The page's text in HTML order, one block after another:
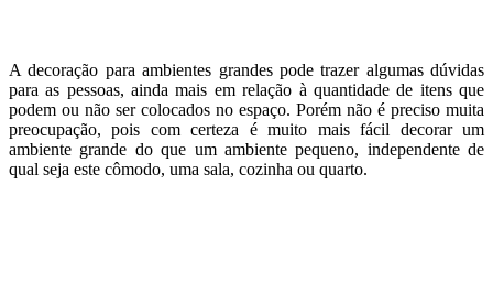
A decoração para ambientes grandes pode trazer algumas dúvidas
para as pessoas, ainda mais em relação à quantidade de itens que
podem ou não ser colocados no espaço. Porém não é preciso muita
preocupação, pois com certeza é muito mais fácil decorar um
ambiente grande do que um ambiente pequeno, independente de
qual seja este cômodo, uma sala, cozinha ou quarto.